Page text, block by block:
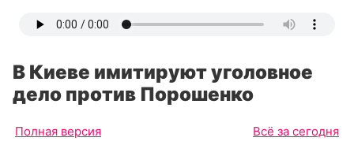
В Киеве имитируют уголовное
дело против Порошенко
Полная версия Всё за сегодня